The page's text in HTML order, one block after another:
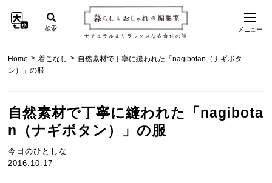
ナチュラル＆リラックスな衣食住の話
検索 メニュー
Home > 着こなし > 自然素材で丁寧に縫われた「nagibotan（ナギボタ
ン）」の服
自然素材で丁寧に縫われた「nagibota
n（ナギボタン）」の服
今日のひとしな
2016.10.17